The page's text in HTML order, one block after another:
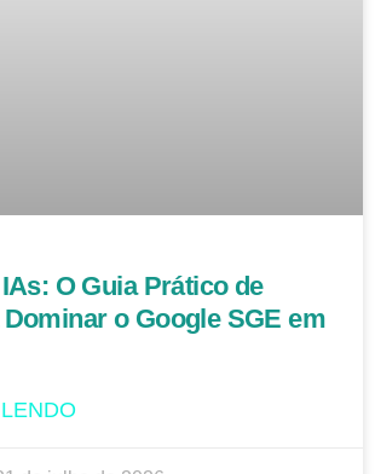
O Guia Prático de
o Google SGE em